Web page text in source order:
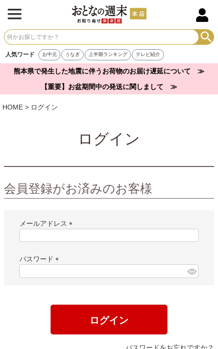
人気ワード お中元 うなぎ 上半期ランキング テレビ紹介
熊本県で発生した地震に伴うお荷物のお届け遅延について ≫
【重要】お盆期間中の発送に関しまして ≫
HOME ログイン
ログイン
会員登録がお済みのお客様
メールアドレス
パスワード
)
ログイン